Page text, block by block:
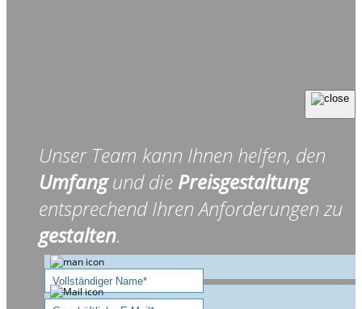
Unser Team kann Ihnen helfen, den
Umfangund die Preisgestaltung
entsprechend Ihren Anforderungen zu
gestalten.